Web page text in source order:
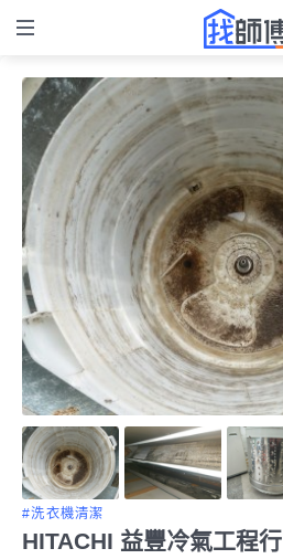
#洗衣機清潔
HITACHI 益豐冷氣工程行